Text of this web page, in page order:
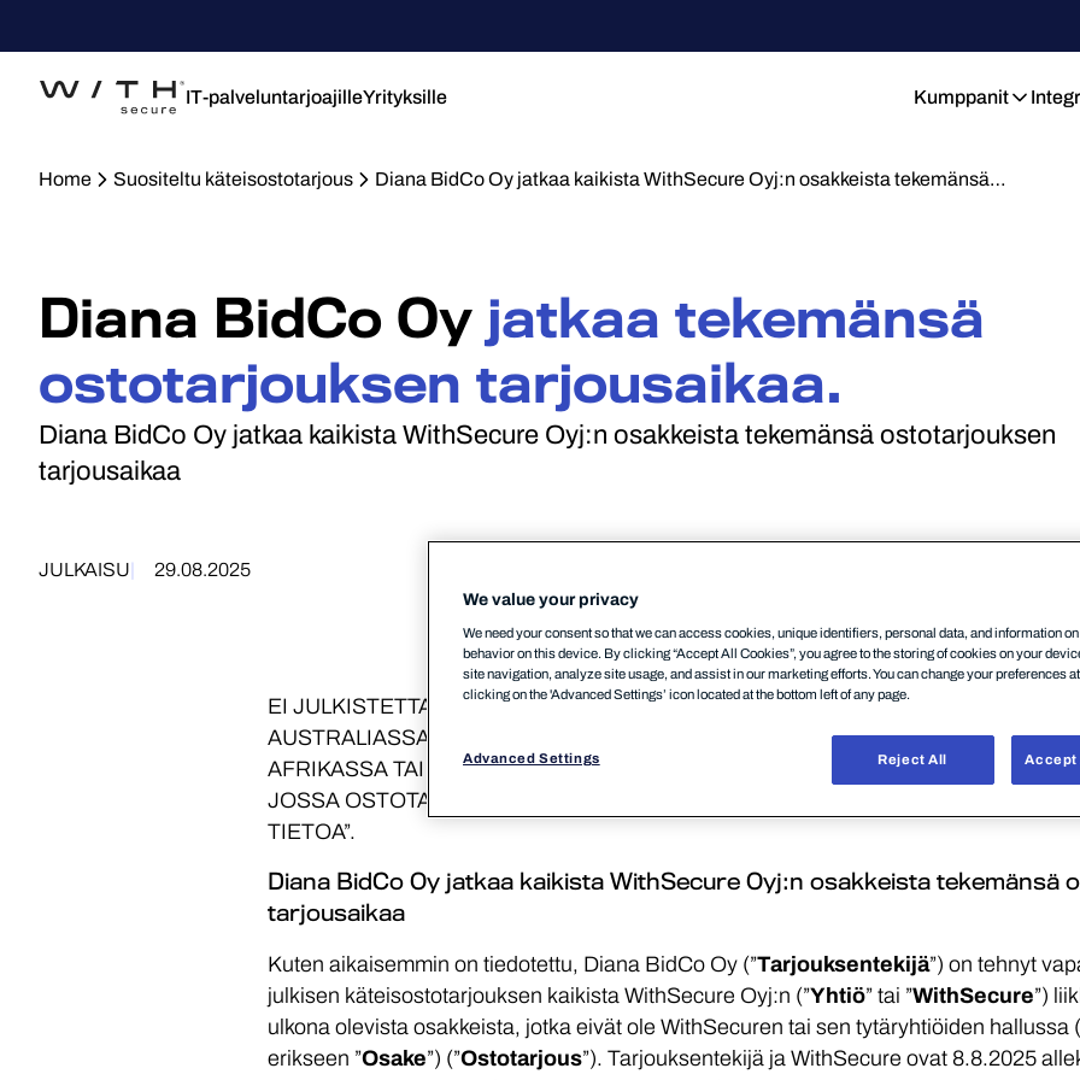
IT-palveluntarjoajilleYrityksille Kumppanit
Home Suositeltu käteisostotarjous Diana BidCo Oy jatkaa kaikista WithSecure Oyj:n osakkeista tekemänsä…
Diana BidCo Oy jatkaa tekemänsä
ostotarjouksen tarjousaikaa.
Diana BidCo Oy jatkaa kaikista WithSecure Oyj:n osakkeista tekemänsä ostotarjouksen
tarjousaikaa
JULKAISU 29.08.2025
EI JULKISTETTAVAKSI TAI LEVITETTÄVÄKSI, KOKONAAN TAI OSITTAIN,
AUSTRALIASSA, KANADASSA, HONGKONGISSA, JAPANISSA, UUDESSA-
AFRIKASSA TAI NÄIHIN MAIHIN TAI MILLÄÄN MUULLA ALUEELLA TAI
JOSSA OSTOTARJOUS OLISI SOVELTUVAN LAIN VASTAINEN. LISÄTIETOJA
TIETOA”.
Diana BidCo Oy jatkaa kaikista WithSecure Oyj:n osakkeista tekemänsä
tarjousaikaa
Kuten aikaisemmin on tiedotettu, Diana BidCo Oy (”Tarjouksentekijä”) on tehnyt
julkisen käteisostotarjouksen kaikista WithSecure Oyj:n (”Yhtiö” tai ”WithSecure”)
ulkona olevista osakkeista, jotka eivät ole WithSecuren tai sen tytäryhtiöiden hallussa
erikseen ”Osake”) (”Ostotarjous”). Tarjouksentekijä ja WithSecure ovat 8.8.2025
We value your privacy
We need your consent so that we can access cookies, unique identifiers, personal data, and information
behavior on this device. By clicking “Accept All Cookies”, you agree to the storing of cookies on your
site navigation, analyze site usage, and assist in our marketing efforts. You can change your preferences
clicking on the 'Advanced Settings’ icon located at the bottom left of any page.
Advanced Settings Reject All Accept